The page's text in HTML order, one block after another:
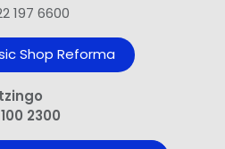
197 6600
Shop​ Reforma
2300